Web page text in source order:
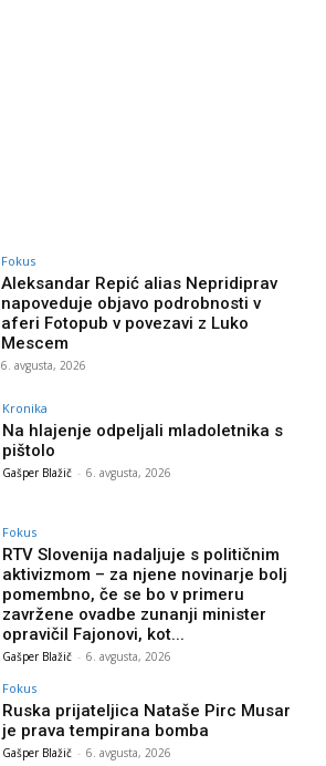
Fokus
Aleksandar Repić alias Nepridiprav
napoveduje objavo podrobnosti v
aferi Fotopub v povezavi z Luko
Mescem
6. avgusta, 2026
Kronika
Na hlajenje odpeljali mladoletnika s
pištolo
Gašper Blažič - 6. avgusta, 2026
Fokus
RTV Slovenija nadaljuje s političnim
aktivizmom – za njene novinarje bolj
pomembno, če se bo v primeru
zavržene ovadbe zunanji minister
opravičil Fajonovi, kot...
Gašper Blažič - 6. avgusta, 2026
Fokus
Ruska prijateljica Nataše Pirc Musar
je prava tempirana bomba
Gašper Blažič - 6. avgusta, 2026